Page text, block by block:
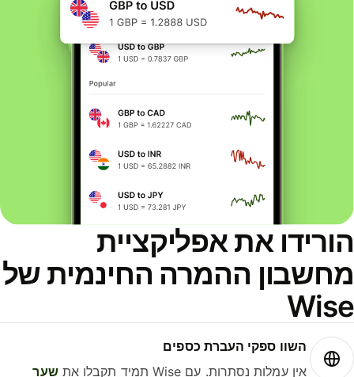
את אפליקציית
ההמרה החינמית של
השוו ספקי העברת כספים
אין עמלות נסתרות. עם Wise תמיד תקבלו את
שער